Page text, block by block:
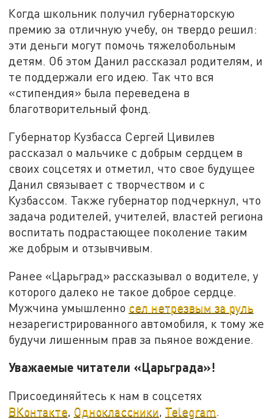
Когда школьник получил губернаторскую
премию за отличную учебу, он твердо решил:
эти деньги могут помочь тяжелобольным
детям. Об этом Данил рассказал родителям, и
те поддержали его идею. Так что вся
«стипендия» была переведена в
благотворительный фонд.
Губернатор Кузбасса Сергей Цивилев
рассказал о мальчике с добрым сердцем в
своих соцсетях и отметил, что свое будущее
Данил связывает с творчеством и с
Кузбассом. Также губернатор подчеркнул, что
задача родителей, учителей, властей региона
воспитать подрастающее поколение таким
же добрым и отзывчивым.
Ранее «Царьград» рассказывал о водителе, у
которого далеко не такое доброе сердце.
Мужчина умышленно сел нетрезвым за руль
незарегистрированного автомобиля, к тому же
будучи лишенным прав за пьяное вождение.
Уважаемые читатели «Царьграда»!
Присоединяйтесь к нам в соцсетях
ВКонтакте, Одноклассники, Telegram.